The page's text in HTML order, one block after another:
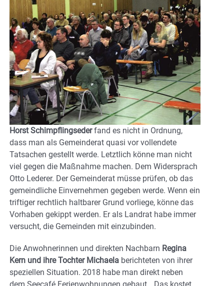
Horst Schimpflingsederfand es nicht in Ordnung,
dass man als Gemeinderat quasi vor vollendete
Tatsachen gestellt werde. Letztlich könne man nicht
viel gegen die Maßnahme machen. Dem Widersprach
Otto Lederer. Der Gemeinderat müsse prüfen, ob das
gemeindliche Einvernehmen gegeben werde. Wenn ein
triftiger rechtlich haltbarer Grund vorliege, könne das
Vorhaben gekippt werden. Er als Landrat habe immer
versucht, die Gemeinden mit einzubinden.
Die Anwohnerinnen und direkten Nachbarn Regina
Kern und ihre Tochter Michaela berichteten von ihrer
speziellen Situation. 2018 habe man direkt neben